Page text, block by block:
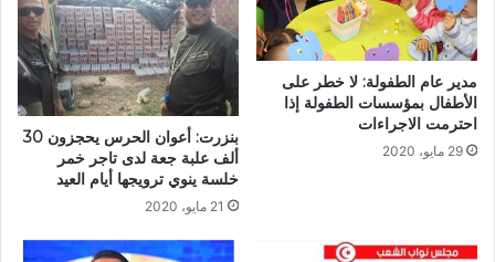
مدير عام الطفولة: لا خطر على
الأطفال بمؤسسات الطفولة إذا
احترمت الاجراءات
29 مايو، 2020
بنزرت: أعوان الحرس يحجزون 30
ألف علبة جعة لدى تاجر خمر
خلسة ينوي ترويجها أيام العيد
21 مايو، 2020